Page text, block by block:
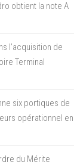
obtient la note A
l’acquisition de
Terminal
six portiques de
opérationnel en
du Mérite